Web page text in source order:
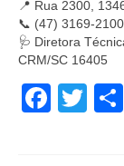
📍 Rua 2300,
📞 (47) 3169-2100
🩺 Diretora
CRM/SC 16405